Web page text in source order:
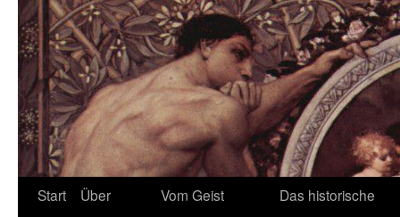
Start
Über
Vom Geist
Das historische